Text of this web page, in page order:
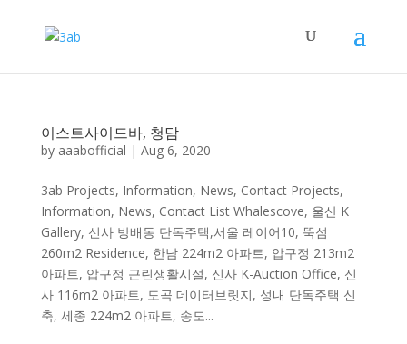
이스트사이드바, 청담
by aaabofficial | Aug 6, 2020
3ab Projects, Information, News, Contact Projects,
Information, News, Contact List Whalescove, 울산 K
Gallery, 신사 방배동 단독주택,서울 레이어10, 뚝섬
260m2 Residence, 한남 224m2 아파트, 압구정 213m2
아파트, 압구정 근린생활시설, 신사 K-Auction Office, 신
사 116m2 아파트, 도곡 데이터브릿지, 성내 단독주택 신
축, 세종 224m2 아파트, 송도...